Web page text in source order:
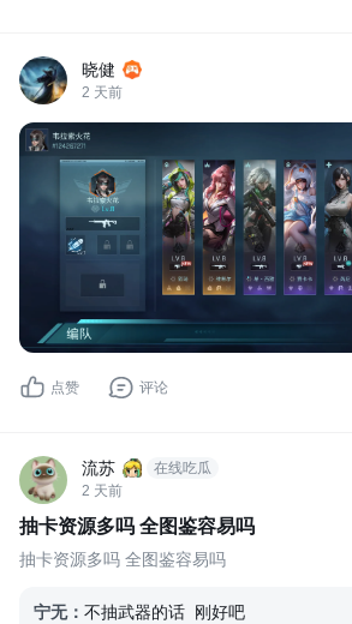
晓健
2 天前
点赞 评论
流苏 在线吃瓜
2 天前
抽卡资源多吗 全图鉴容易吗
抽卡资源多吗 全图鉴容易吗
宁无： 不抽武器的话 刚好吧